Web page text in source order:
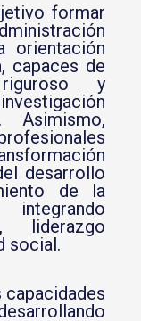
formar
orientación
capaces de
y
desarrollo
de la
liderazgo
social.